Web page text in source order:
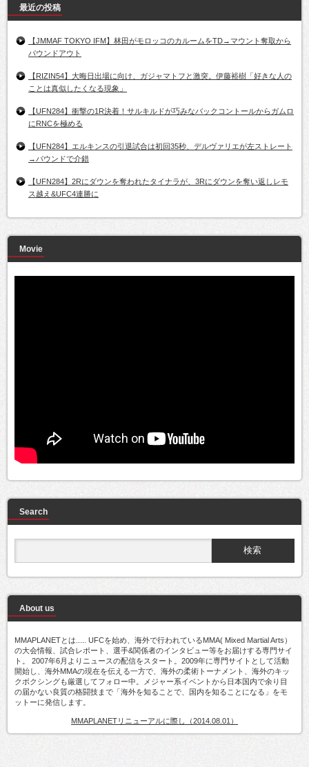
最近の投稿
【JMMAF TOKYO IFM】林田がモロッコのカルームをTD→マウント奪取から
パウンドアウト
【RIZIN54】大晦日出場に向け、ガジャマトフと激突。伊藤裕樹「好きな人の
ことは真似したくなる現象」
【UFN284】衝撃の1R決着！サルキルドが巧みなバックコントールからガムロ
にRNCを極める
【UFN284】エルキンスの引退試合は初回35秒、デルヴァリエが左ストレート
→パウンドで介錯
【UFN284】2Rにダウンを奪われたタイナラが、3Rにダウンを奪い返しレモ
ス越え&UFC4連勝に
Movie
Search
About us
MMAPLANETとは..... UFCを始め、海外で行われているMMA( Mixed Martial Arts）
の大会情報、試合レポート、選手&関係者のインタビュー等をお届けする専門サイ
ト。 2007年6月よりニュースの配信をスタート。2009年に専門サイトとして活動
開始し、海外MMAの現在を伝える一方で、海外の柔術トーナメント、海外のキッ
クボクシングも厳選してフォロー中。メジャー系イベントから日本国内で余り目
の届かない良質の格闘技まで「海外を知ることで、国内を知ることになる」をモ
ットーに発信します。
MMAPLANETリニューアルに際し（2014.08.01）